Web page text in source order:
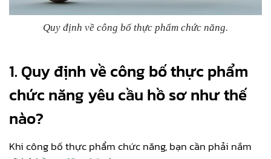
Quy định về công bố thực phẩm chức năng.
1. Quy định về công bố thực phẩm
chức năng yêu cầu hồ sơ như thế
nào?
Khi công bố thực phẩm chức năng, bạn cần phải nắm